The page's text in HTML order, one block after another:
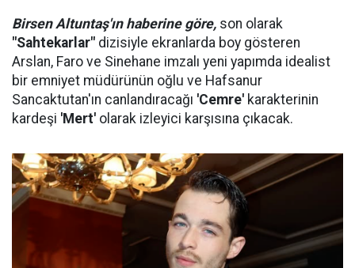
Birsen Altuntaş'ın haberine göre, son olarak
"Sahtekarlar" dizisiyle ekranlarda boy gösteren
Arslan, Faro ve Sinehane imzalı yeni yapımda idealist
bir emniyet müdürünün oğlu ve Hafsanur
Sancaktutan'ın canlandıracağı 'Cemre' karakterinin
kardeşi 'Mert' olarak izleyici karşısına çıkacak.